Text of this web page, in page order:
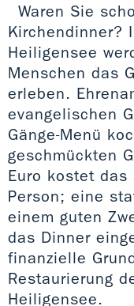
Waren Sie
Kirchendinner?
Heiligensee
Menschen das
erleben.
evangelischen
Gänge-Menü
geschmückten
Euro kostet
Person; eine
einem guten
das Dinner
finanzielle
Restaurierung
Heiligensee.